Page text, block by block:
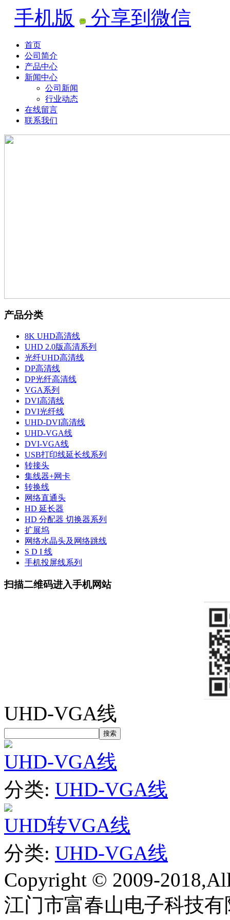
手机版 分享到微信
首页
公司简介
产品中心
新闻中心
公司新闻
行业动态
在线留言
联系我们
产品分类
8K UHD高清线
UHD 2.0版高清系列
光纤UHD高清线
DP高清线
DP光纤高清线
VGA系列
DVI高清线
DVI光纤线
UHD-DVI高清线
UHD-VGA线
DVI-VGA线
USB打印线延长线系列
转接头
集线器+网卡
转换线
网络直通头
HD 延长器
HD 分配器 切换器系列
扩展坞
网络水晶头及网络跳线
S D I 线
手机投屏线系列
扫描二维码进入手机网站
UHD-VGA线
UHD-VGA线
分类: UHD-VGA线
UHD转VGA线
分类: UHD-VGA线
Copyright © 2009-
江门市富春山电子科技